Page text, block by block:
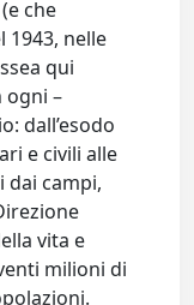
che
nelle
qui
ogni –
dall’esodo
e civili alle
dai campi,
vita e
milioni di